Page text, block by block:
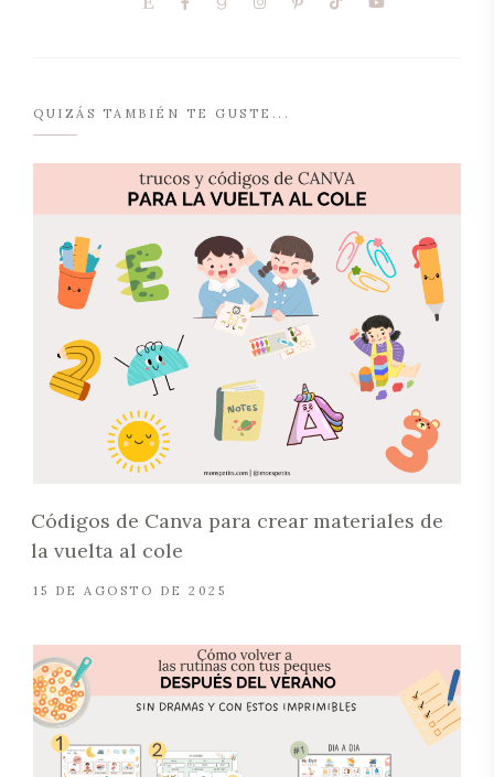
QUIZÁS TAMBIÉN TE GUSTE...
Códigos de Canva para crear materiales de
la vuelta al cole
15 DE AGOSTO DE 2025